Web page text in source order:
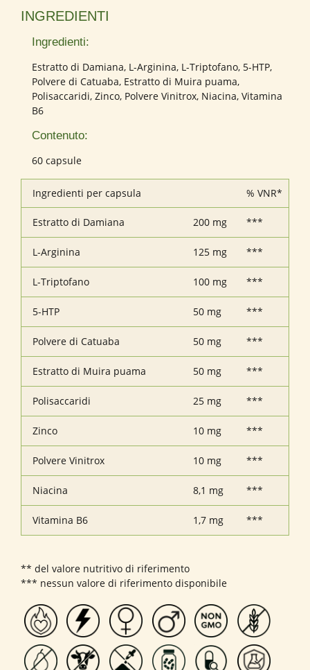
INGREDIENTI
Ingredienti:
Estratto di Damiana, L-Arginina, L-Triptofano, 5-HTP,
Polvere di Catuaba, Estratto di Muira puama,
Polisaccaridi, Zinco, Polvere Vinitrox, Niacina, Vitamina
B6
Contenuto:
60 capsule
Ingredienti per capsula % VNR*
Estratto di Damiana 200 mg ***
L-Arginina 125 mg ***
L-Triptofano 100 mg ***
5-HTP 50 mg ***
Polvere di Catuaba 50 mg ***
Estratto di Muira puama 50 mg ***
Polisaccaridi 25 mg ***
Zinco 10 mg ***
Polvere Vinitrox 10 mg ***
Niacina 8,1 mg ***
Vitamina B6 1,7 mg ***
** del valore nutritivo di riferimento
*** nessun valore di riferimento disponibile